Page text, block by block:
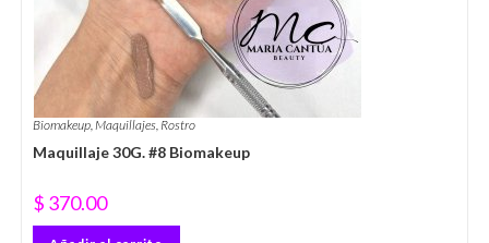
Biomakeup, Maquillajes, Rostro
Maquillaje 30G. #8 Biomakeup
$ 370.00